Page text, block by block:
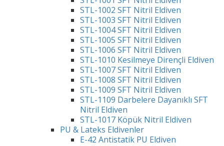
STL-1002 SFT Nitril Eldiven
STL-1003 SFT Nitril Eldiven
STL-1004 SFT Nitril Eldiven
STL-1005 SFT Nitril Eldiven
STL-1006 SFT Nitril Eldiven
STL-1010 Kesilmeye Dirençli Eldiven
STL-1007 SFT Nitril Eldiven
STL-1008 SFT Nitril Eldiven
STL-1009 SFT Nitril Eldiven
STL-1109 Darbelere Dayanıklı SFT
Nitril Eldiven
STL-1017 Köpük Nitril Eldiven
PU & Lateks Eldivenler
E-42 Antistatik PU Eldiven